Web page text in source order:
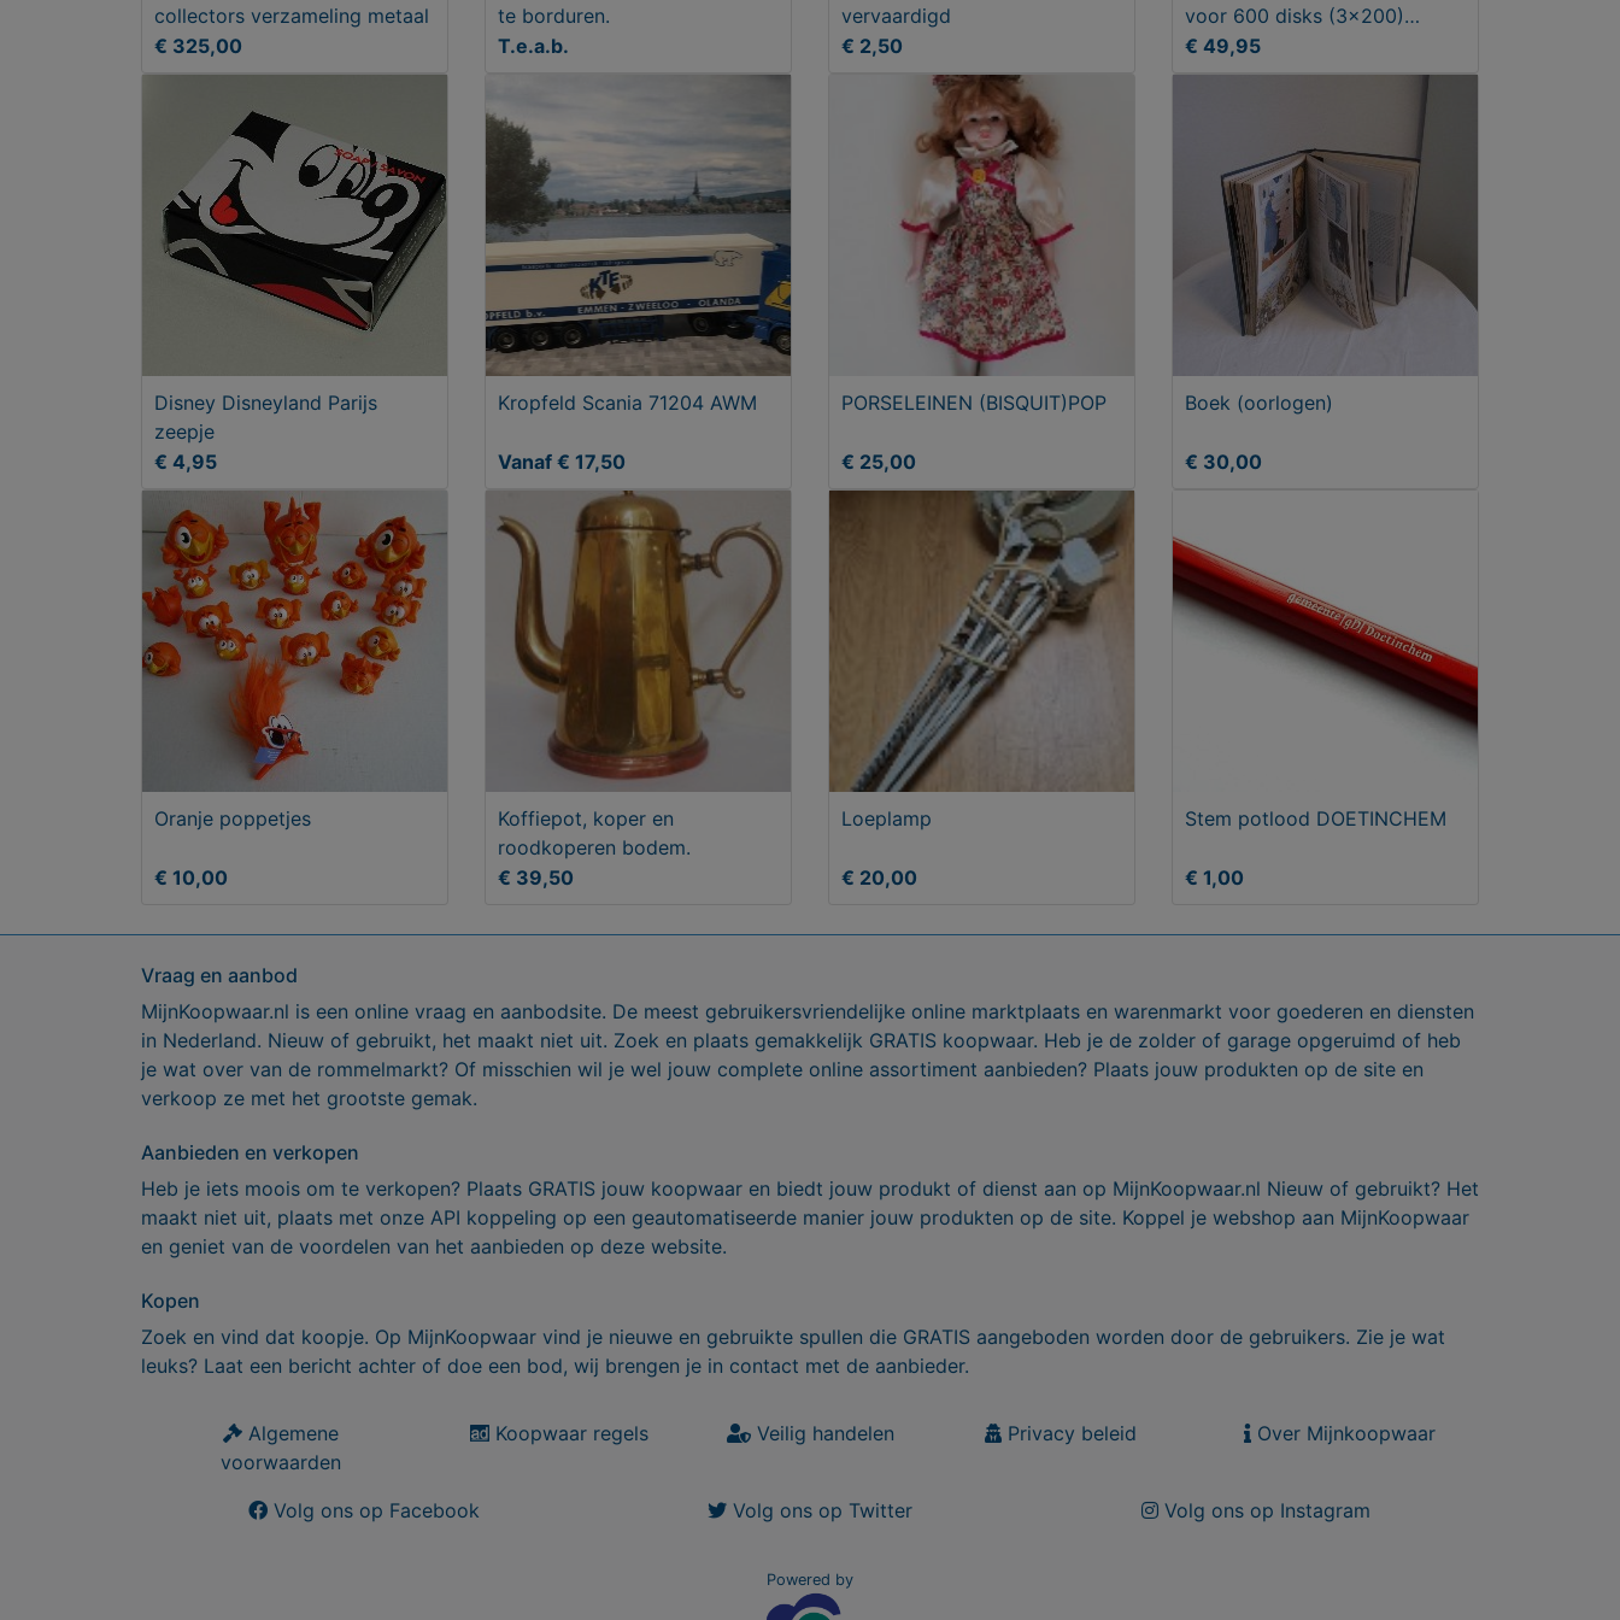
collectors verzameling metaal
€ 325,00
te borduren.
T.e.a.b.
vervaardigd
€ 2,50
voor 600 disks (3x200)
kunstleder
€ 49,95
Disney Disneyland Parijs
zeepje
€ 4,95
Kropfeld Scania 71204 AWM
Vanaf € 17,50
PORSELEINEN (BISQUIT)POP
€ 25,00
Boek (oorlogen)
€ 30,00
Oranje poppetjes
€ 10,00
Koffiepot, koper en
roodkoperen bodem.
€ 39,50
Loeplamp
€ 20,00
Stem potlood DOETINCHEM
€ 1,00
Vraag en aanbod
MijnKoopwaar.nl is een online vraag en aanbodsite. De meest gebruikersvriendelijke online marktplaats en warenmarkt voor goederen en diensten
in Nederland. Nieuw of gebruikt, het maakt niet uit. Zoek en plaats gemakkelijk GRATIS koopwaar. Heb je de zolder of garage opgeruimd of heb
je wat over van de rommelmarkt? Of misschien wil je wel jouw complete online assortiment aanbieden? Plaats jouw produkten op de site en
verkoop ze met het grootste gemak.
Aanbieden en verkopen
Heb je iets moois om te verkopen? Plaats GRATIS jouw koopwaar en biedt jouw produkt of dienst aan op MijnKoopwaar.nl Nieuw of gebruikt? Het
maakt niet uit, plaats met onze API koppeling op een geautomatiseerde manier jouw produkten op de site. Koppel je webshop aan MijnKoopwaar
en geniet van de voordelen van het aanbieden op deze website.
Kopen
Zoek en vind dat koopje. Op MijnKoopwaar vind je nieuwe en gebruikte spullen die GRATIS aangeboden worden door de gebruikers. Zie je wat
leuks? Laat een bericht achter of doe een bod, wij brengen je in contact met de aanbieder.
Algemene
voorwaarden
Koopwaar regels Veilig handelen Privacy beleid Over Mijnkoopwaar
Volg ons op Facebook Volg ons op Twitter Volg ons op Instagram
Powered by